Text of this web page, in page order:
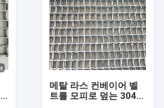
메탈 라스 컨베이어 벨
트를 모피로 덮는 304